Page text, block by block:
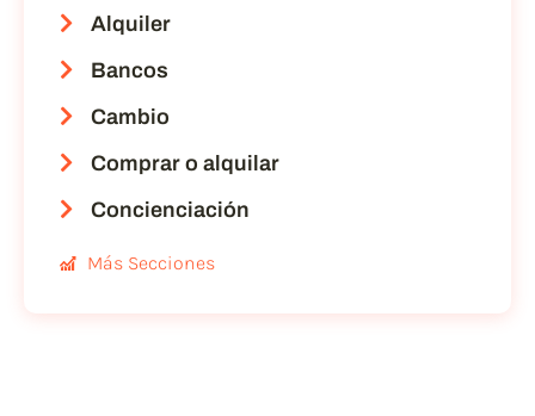
Alquiler
Bancos
Cambio
Comprar o alquilar
Concienciación
Más Secciones